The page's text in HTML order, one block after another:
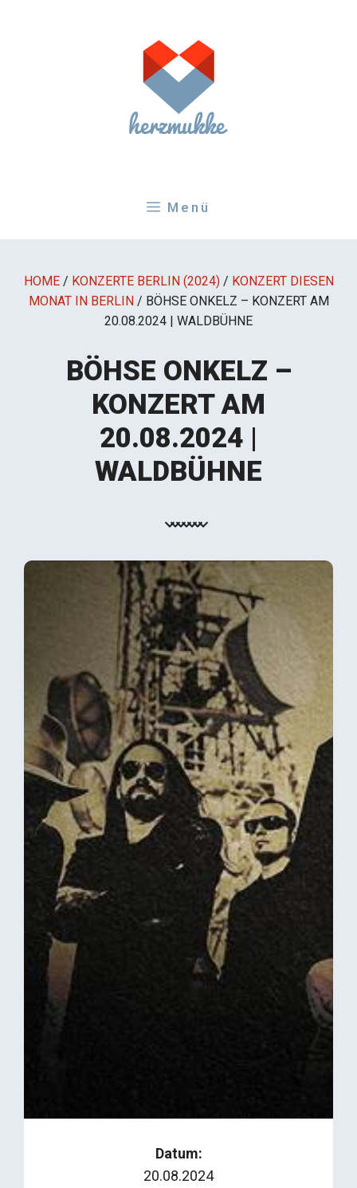
Menü
HOME / KONZERTE BERLIN (2024) / KONZERT DIESEN
MONAT IN BERLIN / BÖHSE ONKELZ – KONZERT AM
20.08.2024 | WALDBÜHNE
BÖHSE ONKELZ –
KONZERT AM
20.08.2024 |
WALDBÜHNE
Datum:
20.08.2024